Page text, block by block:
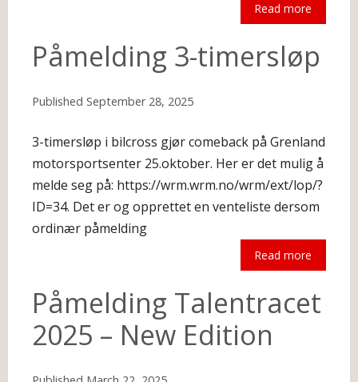
Read more
Påmelding 3-timersløp
Published September 28, 2025
3-timersløp i bilcross gjør comeback på Grenland
motorsportsenter 25.oktober. Her er det mulig å
melde seg på: https://wrm.wrm.no/wrm/ext/lop/?
ID=34. Det er og opprettet en venteliste dersom
ordinær påmelding
Read more
Påmelding Talentracet
2025 – New Edition